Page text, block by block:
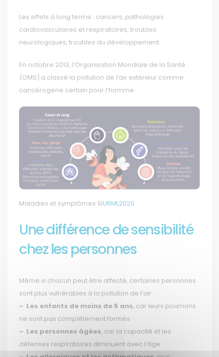
Les effets à long terme : cancers, pathologies
cardiovasculaires et respiratoires, troubles
neurologiques, troubles du développement.
En octobre 2013, l’Organisation Mondiale de la Santé
(OMS) a classé la pollution de l’air extérieur comme
cancérogène certain pour l’homme.
Maladies et symptômes ©URML2020
Une différence de sensibilité
chez les personnes
Même si chacun peut être affecté, certaines personnes
sont plus vulnérables à la pollution de l’air :
– Les enfants de moins de 5 ans, car leurs poumons
ne sont pas complètement formés
– Les personnes âgées, car la capacité et les
défenses respiratoires diminuent avec l’âge